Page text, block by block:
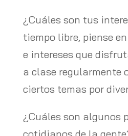
¿Cuáles son tus
tiempo libre, piense
e intereses que
a clase regularmente
ciertos temas por
¿Cuáles son algunos